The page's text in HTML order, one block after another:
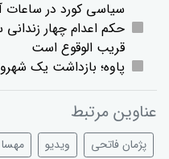
سیاسی کورد در ساعات
حکم اعدام چهار
قریب الوقوع است
پاوە؛ بازداشت یک
عناوین مرتبط
پژمان فاتحی ویدیو مهسا